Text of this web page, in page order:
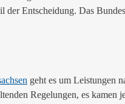
Entscheidung. Das
geht es um Leistungen
Regelungen, es